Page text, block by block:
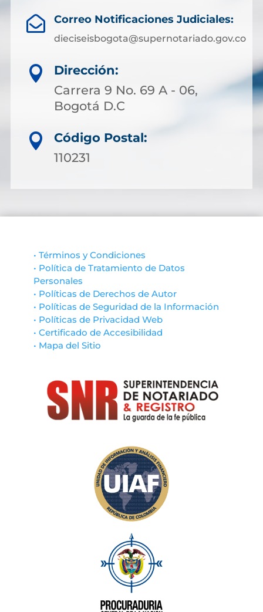
 Correo Notificaciones Judiciales:
dieciseisbogota@supernotariado.gov.co

Dirección:
Carrera 9 No. 69 A - 06,
Bogotá D.C

Código Postal:
110231
• Términos y Condiciones
• Política de Tratamiento de Datos
Personales
• Políticas de Derechos de Autor
• Políticas de Seguridad de la Información
• Políticas de Privacidad Web
• Certificado de Accesibilidad
• Mapa del Sitio